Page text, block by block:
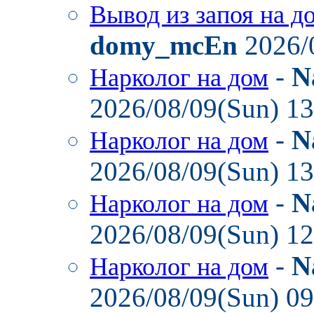
Вывод из запоя на
domy_mcEn
Нарколог на дом -
2026/08/09(Sun)
Нарколог на дом -
2026/08/09(Sun)
Нарколог на дом -
2026/08/09(Sun)
Нарколог на дом -
2026/08/09(Sun)